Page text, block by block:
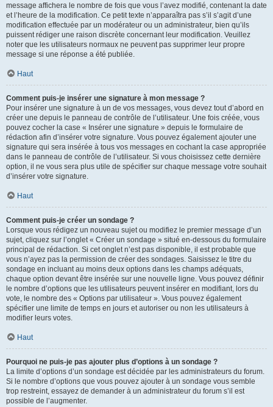
message affichera le nombre de fois que vous l’avez modifié, contenant la date
et l’heure de la modification. Ce petit texte n’apparaîtra pas s’il s’agit d’une
modification effectuée par un modérateur ou un administrateur, bien qu’ils
puissent rédiger une raison discrète concernant leur modification. Veuillez
noter que les utilisateurs normaux ne peuvent pas supprimer leur propre
message si une réponse a été publiée.
Haut
Comment puis-je insérer une signature à mon message ?
Pour insérer une signature à un de vos messages, vous devez tout d’abord en
créer une depuis le panneau de contrôle de l’utilisateur. Une fois créée, vous
pouvez cocher la case « Insérer une signature » depuis le formulaire de
rédaction afin d’insérer votre signature. Vous pouvez également ajouter une
signature qui sera insérée à tous vos messages en cochant la case appropriée
dans le panneau de contrôle de l’utilisateur. Si vous choisissez cette dernière
option, il ne vous sera plus utile de spécifier sur chaque message votre souhait
d’insérer votre signature.
Haut
Comment puis-je créer un sondage ?
Lorsque vous rédigez un nouveau sujet ou modifiez le premier message d’un
sujet, cliquez sur l’onglet « Créer un sondage » situé en-dessous du formulaire
principal de rédaction. Si cet onglet n’est pas disponible, il est probable que
vous n’ayez pas la permission de créer des sondages. Saisissez le titre du
sondage en incluant au moins deux options dans les champs adéquats,
chaque option devant être insérée sur une nouvelle ligne. Vous pouvez définir
le nombre d’options que les utilisateurs peuvent insérer en modifiant, lors du
vote, le nombre des « Options par utilisateur ». Vous pouvez également
spécifier une limite de temps en jours et autoriser ou non les utilisateurs à
modifier leurs votes.
Haut
Pourquoi ne puis-je pas ajouter plus d’options à un sondage ?
La limite d’options d’un sondage est décidée par les administrateurs du forum.
Si le nombre d’options que vous pouvez ajouter à un sondage vous semble
trop restreint, essayez de demander à un administrateur du forum s’il est
possible de l’augmenter.